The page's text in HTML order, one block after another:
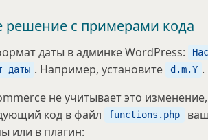
решение с примерами кода
даты в админке WordPress:
даты . Например, установите d.m.Y .
не учитывает это изменение,
код в файл
functions.php
или в плагин: